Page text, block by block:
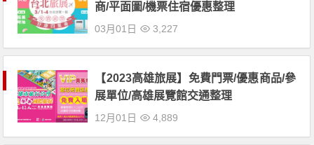
商/平面圖/機票住宿優惠整理
03月01日 3,227
【2023高雄旅展】免費門票/優惠商品/參
展單位/高雄展覽館交通整理
12月01日 4,889